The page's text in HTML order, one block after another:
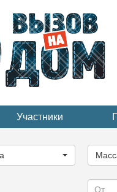
Участники